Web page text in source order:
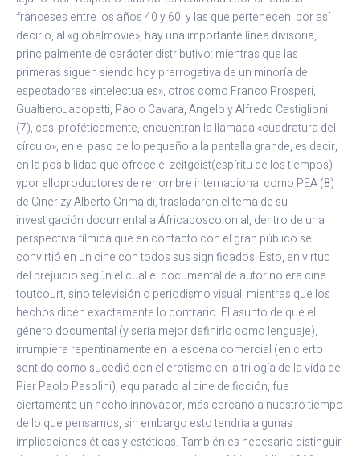
franceses entre los años 40 y 60, y las que pertenecen, por así
decirlo, al «globalmovie», hay una importante línea divisoria,
principalmente de carácter distributivo: mientras que las
primeras siguen siendo hoy prerrogativa de un minoría de
espectadores «intelectuales», otros como Franco Prosperi,
GualtieroJacopetti, Paolo Cavara, Angelo y Alfredo Castiglioni
(7), casi proféticamente, encuentran la llamada «cuadratura del
círculo», en el paso de lo pequeño a la pantalla grande, es decir,
en la posibilidad que ofrece el zeitgeist(espíritu de los tiempos)
ypor elloproductores de renombre internacional como PEA (8)
de Cinerizy Alberto Grimaldi, trasladaron el tema de su
investigación documental alÁfricaposcolonial, dentro de una
perspectiva fílmica que en contacto con el gran público se
convirtió en un cine con todos sus significados. Esto, en virtud
del prejuicio según el cual el documental de autor no era cine
toutcourt, sino televisión o periodismo visual, mientras que los
hechos dicen exactamente lo contrario. El asunto de que el
género documental (y sería mejor definirlo como lenguaje),
irrumpiera repentinamente en la escena comercial (en cierto
sentido como sucedió con el erotismo en la trilogía de la vida de
Pier Paolo Pasolini), equiparado al cine de ficción, fue
ciertamente un hecho innovador, más cercano a nuestro tiempo
de lo que pensamos, sin embargo esto tendría algunas
implicaciones éticas y estéticas. También es necesario distinguir